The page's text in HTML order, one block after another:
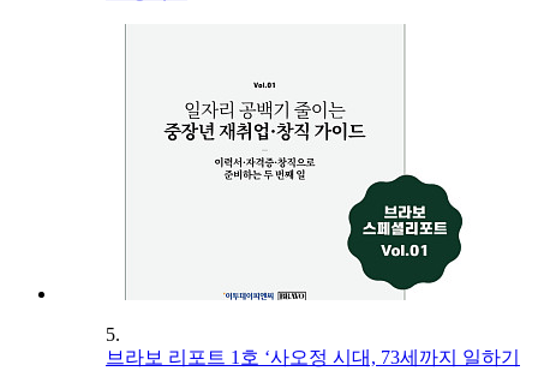
5.
브라보 리포트 1호 ‘사오정 시대, 73세까지 일하기